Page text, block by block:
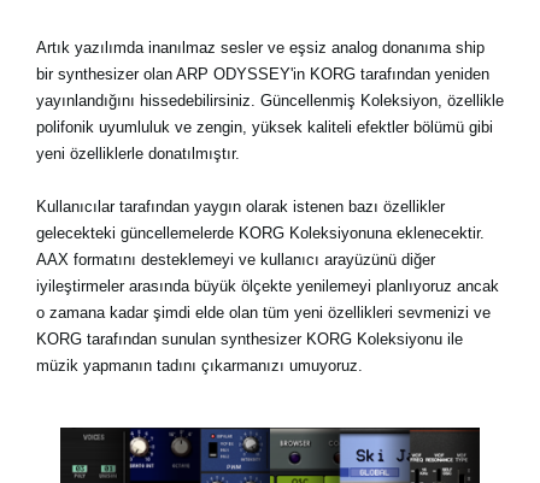
Artık yazılımda inanılmaz sesler ve eşsiz analog donanıma ship
bir synthesizer olan ARP ODYSSEY'in KORG tarafından yeniden
yayınlandığını hissedebilirsiniz. Güncellenmiş Koleksiyon, özellikle
polifonik uyumluluk ve zengin, yüksek kaliteli efektler bölümü gibi
yeni özelliklerle donatılmıştır.
Kullanıcılar tarafından yaygın olarak istenen bazı özellikler
gelecekteki güncellemelerde KORG Koleksiyonuna eklenecektir.
AAX formatını desteklemeyi ve kullanıcı arayüzünü diğer
iyileştirmeler arasında büyük ölçekte yenilemeyi planlıyoruz ancak
o zamana kadar şimdi elde olan tüm yeni özellikleri sevmenizi ve
KORG tarafından sunulan synthesizer KORG Koleksiyonu ile
müzik yapmanın tadını çıkarmanızı umuyoruz.